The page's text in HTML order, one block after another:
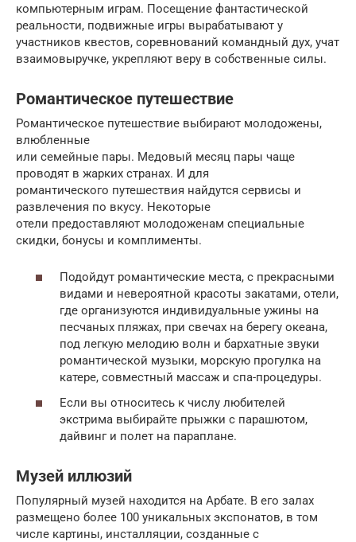
компьютерным играм. Посещение фантастической
реальности, подвижные игры вырабатывают у
участников квестов, соревнований командный дух, учат
взаимовыручке, укрепляют веру в собственные силы.
Романтическое путешествие
Романтическое путешествие выбирают молодожены,
влюбленные
или семейные пары. Медовый месяц пары чаще
проводят в жарких странах. И для
романтического путешествия найдутся сервисы и
развлечения по вкусу. Некоторые
отели предоставляют молодоженам специальные
скидки, бонусы и комплименты.
Подойдут романтические места, с прекрасными
видами и невероятной красоты закатами, отели,
где организуются индивидуальные ужины на
песчаных пляжах, при свечах на берегу океана,
под легкую мелодию волн и бархатные звуки
романтической музыки, морскую прогулка на
катере, совместный массаж и спа-процедуры.
Если вы относитесь к числу любителей
экстрима выбирайте прыжки с парашютом,
дайвинг и полет на параплане.
Музей иллюзий
Популярный музей находится на Арбате. В его залах
размещено более 100 уникальных экспонатов, в том
числе картины, инсталляции, созданные с